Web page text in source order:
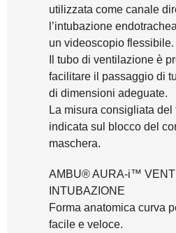
utilizzata come canale
l’intubazione
un videoscopio flessibile.
Il tubo di ventilazione è
facilitare il passaggio di
di dimensioni adeguate.
La misura consigliata del
indicata sul blocco del
maschera.
AMBU® AURA-i™
INTUBAZIONE
Forma anatomica curva
facile e veloce.